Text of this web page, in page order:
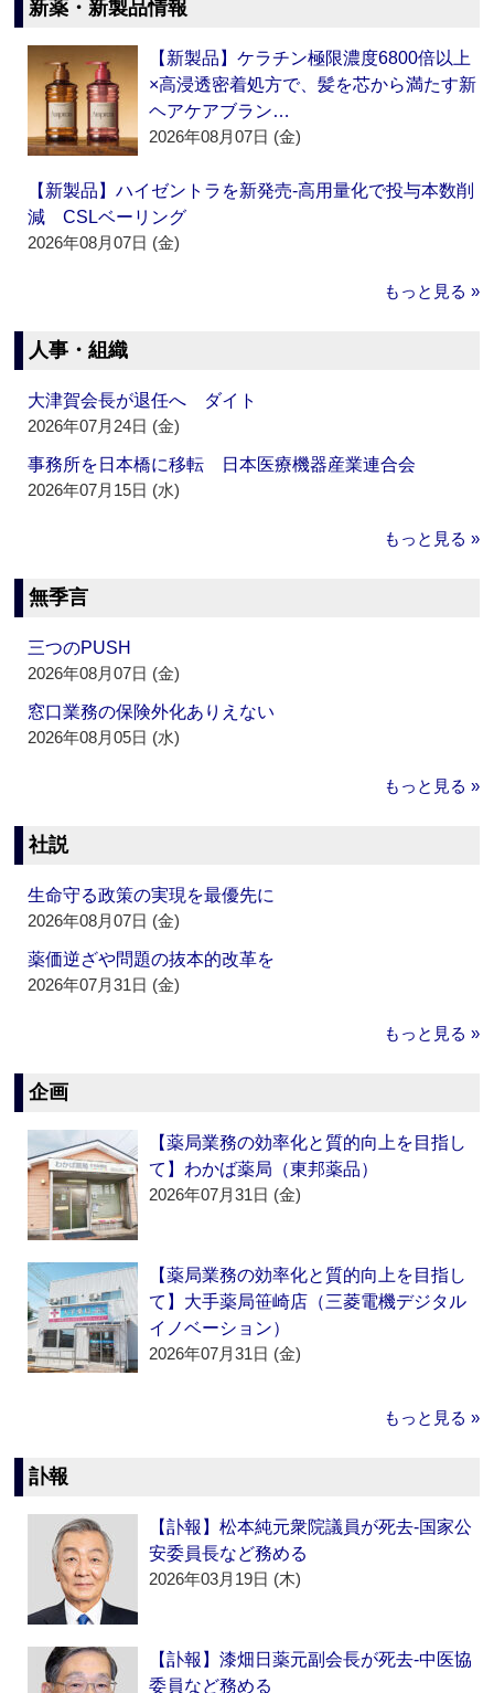
新薬・新製品情報
【新製品】ケラチン極限濃度6800倍以上
×高浸透密着処方で、髪を芯から満たす新
ヘアケアブラン…
2026年08月07日 (金)
【新製品】ハイゼントラを新発売‐高用量化で投与本数削
減 CSLベーリング
2026年08月07日 (金)
もっと見る »
人事・組織
大津賀会長が退任へ ダイト
2026年07月24日 (金)
事務所を日本橋に移転 日本医療機器産業連合会
2026年07月15日 (水)
もっと見る »
無季言
三つのPUSH
2026年08月07日 (金)
窓口業務の保険外化ありえない
2026年08月05日 (水)
もっと見る »
社説
生命守る政策の実現を最優先に
2026年08月07日 (金)
薬価逆ざや問題の抜本的改革を
2026年07月31日 (金)
もっと見る »
企画
【薬局業務の効率化と質的向上を目指し
て】わかば薬局（東邦薬品）
2026年07月31日 (金)
【薬局業務の効率化と質的向上を目指し
て】大手薬局笹崎店（三菱電機デジタル
イノベーション）
2026年07月31日 (金)
もっと見る »
訃報
【訃報】松本純元衆院議員が死去‐国家公
安委員長など務める
2026年03月19日 (木)
【訃報】漆畑日薬元副会長が死去‐中医協
委員など務める